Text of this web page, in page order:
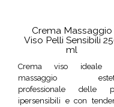
Crema Massaggio
Viso Pelli Sensibili
ml
Crema viso ideale
massaggio
professionale delle
ipersensibili e con